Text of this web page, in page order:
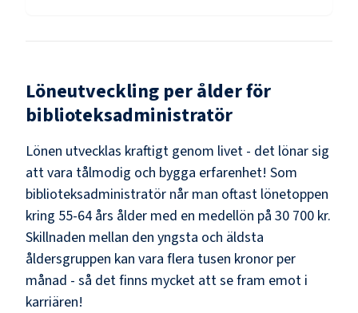
Löneutveckling per ålder för
biblioteksadministratör
Lönen utvecklas kraftigt genom livet - det lönar sig
att vara tålmodig och bygga erfarenhet! Som
biblioteksadministratör når man oftast lönetoppen
kring 55-64 års ålder med en medellön på 30 700 kr.
Skillnaden mellan den yngsta och äldsta
åldersgruppen kan vara flera tusen kronor per
månad - så det finns mycket att se fram emot i
karriären!